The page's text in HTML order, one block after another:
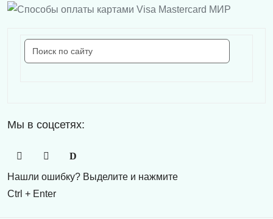
Мы в соцсетях:
Нашли ошибку? Выделите и нажмите
Ctrl + Enter